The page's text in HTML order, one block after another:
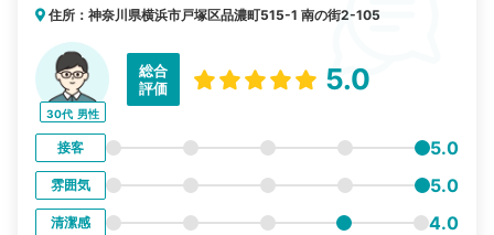
住所：神奈川県横浜市戸塚区品濃町515-1 南の街2-105
30代 男性
総合
評価
5.0
接客 5.0
雰囲気 5.0
清潔感 4.0